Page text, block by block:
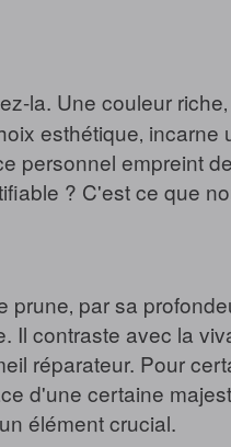
la. Une couleur
esthétique‚
personnel empreint
? C'est ce que
par sa
Il contraste avec la
réparateur. Pour
d'une certaine
élément crucial.